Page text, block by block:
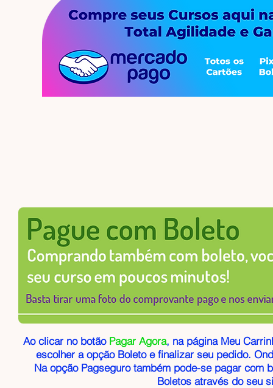
Ao clicar no botão Pagar Agora, na página Meu
escolher a opção Boleto e finalizar seu pedido.
Na opção Pagseguro também pode-se pagar com
Boletos através do seu